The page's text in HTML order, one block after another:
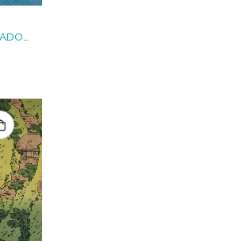
CUENTOS ILUSTRADOS JAPONESES